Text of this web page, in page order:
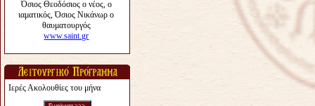
Ιερές Ακολουθίες του μήνα